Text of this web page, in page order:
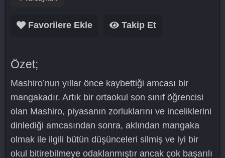
Favorilere Ekle Takip Et
Özet;
Mashiro’nun yıllar önce kaybettiği amcası bir
mangakadır. Artık bir ortaokul son sınıf öğrencisi
olan Mashiro, piyasanın zorluklarını ve inceliklerini
dinlediği amcasından sonra, aklından mangaka
olmak ile ilgili bütün düşünceleri silmiş ve iyi bir
okul bitirebilmeye odaklanmıştır ancak çok başarılı